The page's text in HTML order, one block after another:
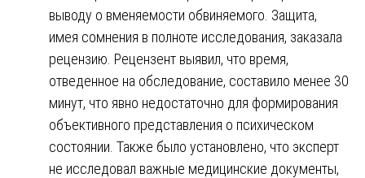
выводу о вменяемости обвиняемого. Защита,
имея сомнения в полноте исследования, заказала
рецензию. Рецензент выявил, что время,
отведенное на обследование, составило менее 30
минут, что явно недостаточно для формирования
объективного представления о психическом
состоянии. Также было установлено, что эксперт
не исследовал важные медицинские документы,